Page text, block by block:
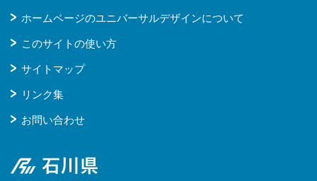
ホームページのユニバーサルデザインについて
このサイトの使い方
サイトマップ
リンク集
お問い合わせ
石川県